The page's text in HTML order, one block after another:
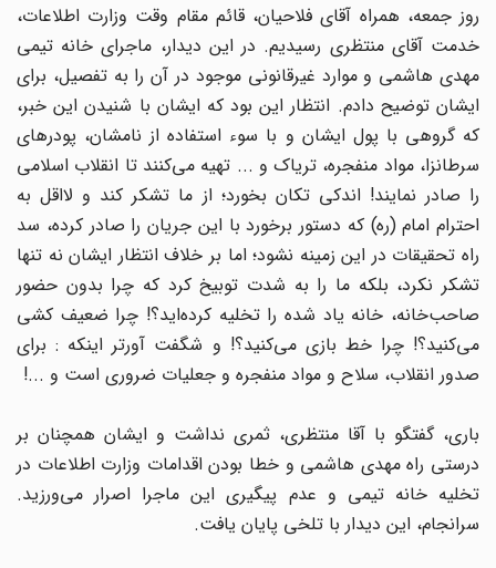
روز جمعه، همراه آقای فلاحیان، قائم مقام وقت وزارت اطلاعات،
خدمت آقای منتظری رسیدیم. در این دیدار، ماجرای خانه تیمی
مهدی هاشمی و موارد غیرقانونی موجود در آن را به تفصیل، برای
ایشان توضیح دادم. انتظار این بود که ایشان با شنیدن این خبر،
که گروهی با پول ایشان و با سوء استفاده از نامشان، پودرهای
سرطانزا، مواد منفجره، تریاک و ... تهیه می‌کنند تا انقلاب اسلامی
را صادر نمایند! اندکی تکان بخورد؛ از ما تشکر کند و لااقل به
احترام امام (ره) که دستور برخورد با این جریان را صادر کرده، سد
راه تحقیقات در این زمینه نشود؛‌ اما بر خلاف انتظار ایشان نه تنها
تشکر نکرد، بلکه ما را به شدت توبیخ کرد که چرا بدون حضور
صاحب‌خانه، خانه یاد شده را تخلیه کرده‌اید؟!‌ چرا ضعیف کشی
می‌کنید؟! چرا خط بازی می‌کنید؟! و شگفت آورتر اینکه : برای
صدور انقلاب، سلاح و مواد منفجره و جعلیات ضروری است و ...!
باری، گفتگو با آقا منتظری، ثمری نداشت و ایشان همچنان بر
درستی راه مهدی هاشمی و خطا بودن اقدامات وزارت اطلاعات در
تخلیه خانه تیمی و عدم پیگیری این ماجرا اصرار می‌ورزید.
سرانجام، این دیدار با تلخی پایان یافت.